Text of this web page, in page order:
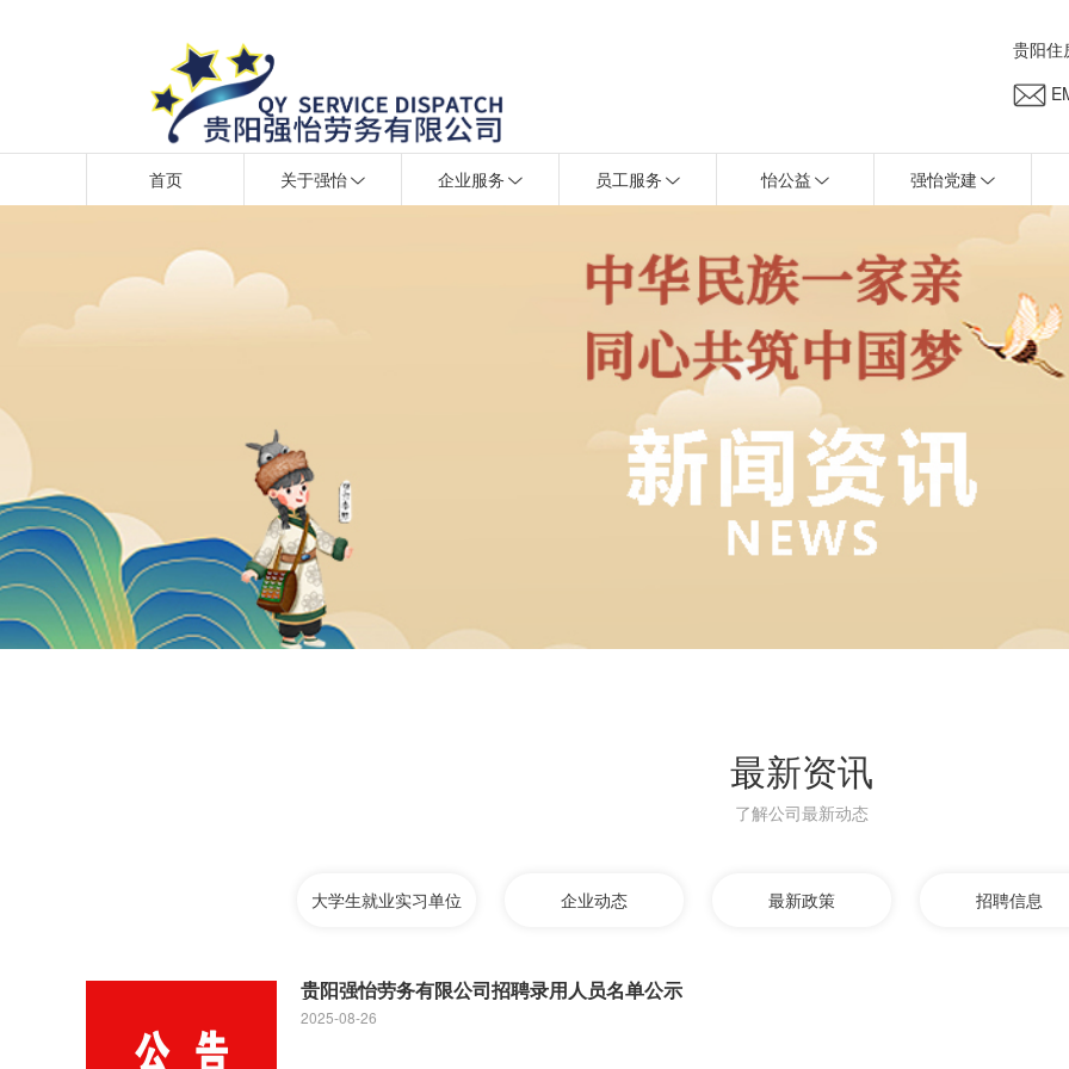
贵阳
首页 关于强怡 企业服务 员工服务 怡公益 强怡党建
最新资讯
了解公司最新动态
大学生就业实习单位 企业动态 最新政策 招聘信息
贵阳强怡劳务有限公司招聘录用人员名单公示
2025-08-26